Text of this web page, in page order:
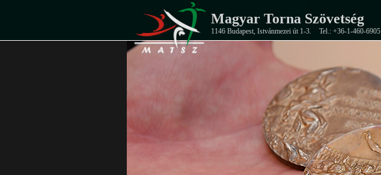
Magyar Torna Szövetség
1146 Budapest, Istvánmezei út 1-3. Tel.: +36-1-460-6905